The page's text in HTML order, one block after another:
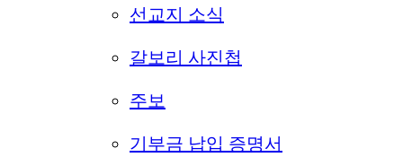
선교지 소식
갈보리 사진첩
주보
기부금 납입 증명서